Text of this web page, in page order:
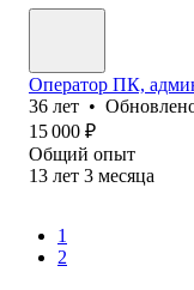
Оператор ПК,
36 лет •
15 000 ₽
Общий опыт
13 лет 3 месяца
1
2